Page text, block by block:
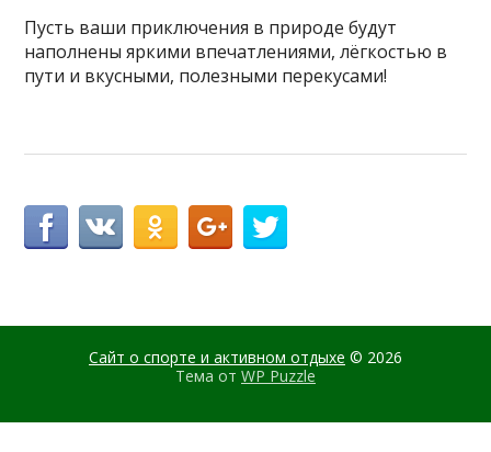
Пусть ваши приключения в природе будут
наполнены яркими впечатлениями, лёгкостью в
пути и вкусными, полезными перекусами!
Сайт о спорте и активном отдыхе © 2026
Тема от WP Puzzle